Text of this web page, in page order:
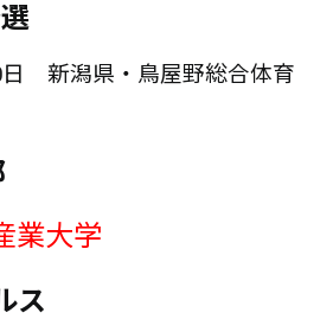
日 新潟県・鳥屋野総合体育
業大学
ス